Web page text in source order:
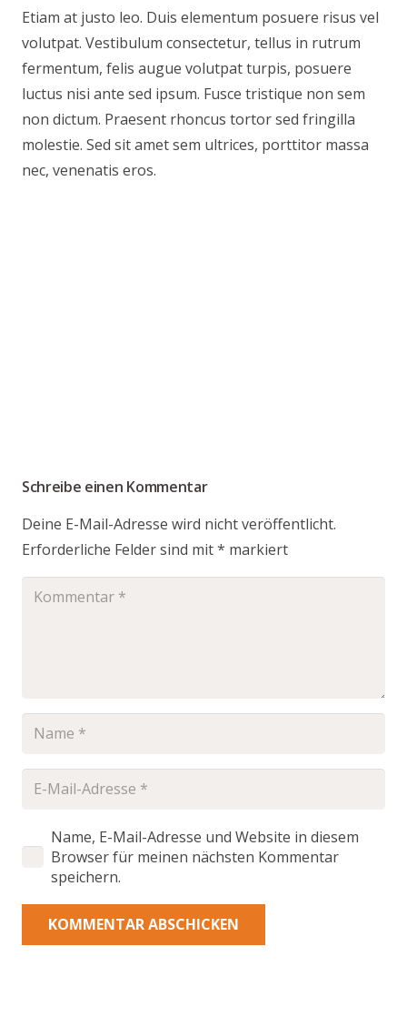
Etiam at justo leo. Duis elementum posuere risus vel
volutpat. Vestibulum consectetur, tellus in rutrum
fermentum, felis augue volutpat turpis, posuere
luctus nisi ante sed ipsum. Fusce tristique non sem
non dictum. Praesent rhoncus tortor sed fringilla
molestie. Sed sit amet sem ultrices, porttitor massa
nec, venenatis eros.
Schreibe einen Kommentar
Deine E-Mail-Adresse wird nicht veröffentlicht.
Erforderliche Felder sind mit* markiert
Name, E-Mail-Adresse und Website in diesem
Browser für meinen nächsten Kommentar
speichern.
KOMMENTAR ABSCHICKEN